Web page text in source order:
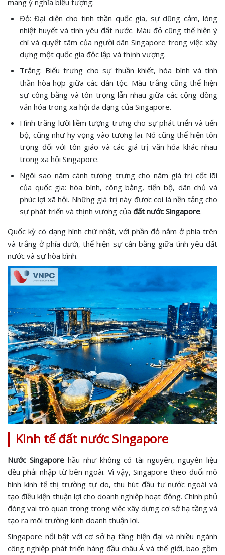
mang ý nghĩa biểu tượng:
Đỏ: Đại diện cho tinh thần quốc gia, sự dũng cảm, lòng
nhiệt huyết và tình yêu đất nước. Màu đỏ cũng thể hiện ý
chí và quyết tâm của người dân Singapore trong việc xây
dựng một quốc gia độc lập và thịnh vượng.
Trắng: Biểu trưng cho sự thuần khiết, hòa bình và tinh
thần hòa hợp giữa các dân tộc. Màu trắng cũng thể hiện
sự công bằng và tôn trọng lẫn nhau giữa các cộng đồng
văn hóa trong xã hội đa dạng của Singapore.
Hình trăng lưỡi liềm tượng trưng cho sự phát triển và tiến
bộ, cũng như hy vọng vào tương lai. Nó cũng thể hiện tôn
trọng đối với tôn giáo và các giá trị văn hóa khác nhau
trong xã hội Singapore.
Ngôi sao năm cánh tượng trưng cho năm giá trị cốt lõi
của quốc gia: hòa bình, công bằng, tiến bộ, dân chủ và
phúc lợi xã hội. Những giá trị này được coi là nền tảng cho
sự phát triển và thịnh vượng của đất nước Singapore.
Quốc kỳ có dạng hình chữ nhật, với phần đỏ nằm ở phía trên
và trắng ở phía dưới, thể hiện sự cân bằng giữa tình yêu đất
nước và sự hòa bình.
Kinh tế đất nước Singapore
Nước Singaporehầu như không có tài nguyên, nguyên liệu
đều phải nhập từ bên ngoài. Vì vậy, Singapore theo đuổi mô
hình kinh tế thị trường tự do, thu hút đầu tư nước ngoài và
tạo điều kiện thuận lợi cho doanh nghiệp hoạt động. Chính phủ
đóng vai trò quan trọng trong việc xây dựng cơ sở hạ tầng và
tạo ra môi trường kinh doanh thuận lợi.
Singapore nổi bật với cơ sở hạ tầng hiện đại và nhiều ngành
công nghiệp phát triển hàng đầu châu Á và thế giới, bao gồm